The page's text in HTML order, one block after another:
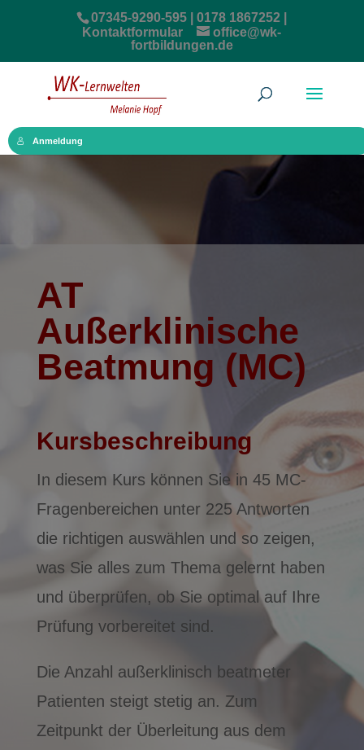
07345-9290-595 | 0178 1867252 |
Kontaktformular
office@wk-
fortbildungen.de
Anmeldung
AT
Außerklinische
Beatmung (MC)
Kursbeschreibung
In diesem Kurs können Sie in 45 MC-
Fragenbereichen unter 225 Antworten
die richtigen auswählen und so zeigen,
was Sie alles zum Thema gelernt haben
und überprüfen, ob Sie optimal auf Ihre
Prüfung vorbereitet sind.
Die Anzahl außerklinisch beatmeter
Patienten steigt stetig an. Zum
Zeitpunkt der Überleitung aus dem